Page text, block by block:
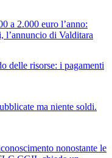
a 2.000 euro l’anno:
l’annuncio di Valditara
delle risorse: i pagamenti
ma niente soldi.
nonostante le